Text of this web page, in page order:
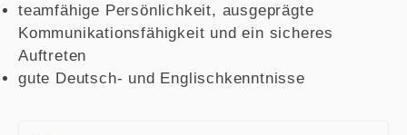
teamfähige Persönlichkeit, ausgeprägte
Kommunikationsfähigkeit und ein sicheres
Auftreten
gute Deutsch- und Englischkenntnisse